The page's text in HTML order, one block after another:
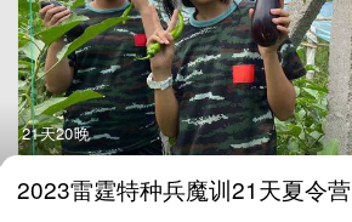
21天20晚
2023雷霆特种兵魔训21天夏令营